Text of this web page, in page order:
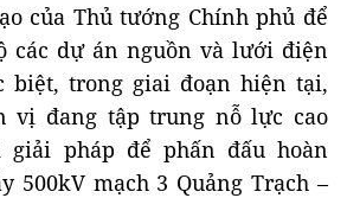
của Thủ tướng Chính phủ để
các dự án nguồn và lưới điện
biệt, trong giai đoạn hiện tại,
vị đang tập trung nỗ lực cao
giải pháp để phấn đấu hoàn
500kV mạch 3 Quảng Trạch –